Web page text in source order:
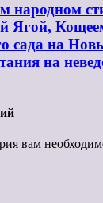
народном
Ягой,
сада на
на
вам